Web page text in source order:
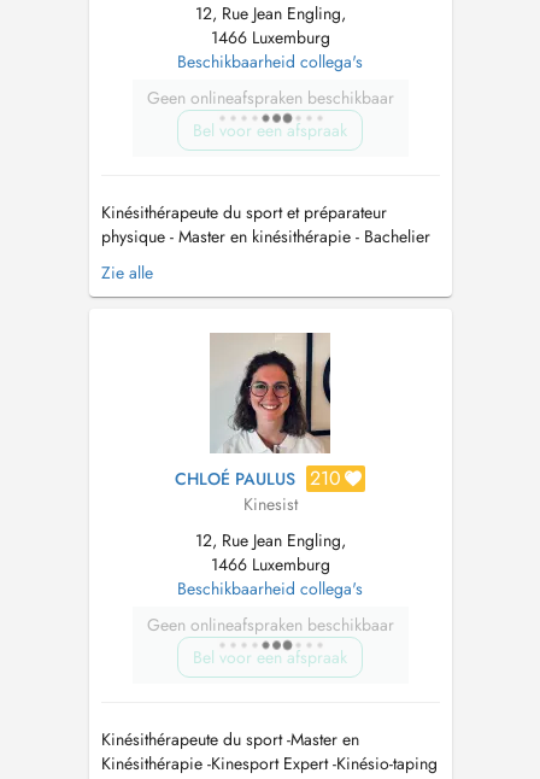
12, Rue Jean Engling,
1466 Luxemburg
Beschikbaarheid collega's
Geen onlineafspraken beschikbaar
Bel voor een afspraak
Kinésithérapeute du sport et préparateur
physique - Master en kinésithérapie - Bachelier
en éducation physique - Entraîneur
triathlon/Course à pied - Certifié la clinique du
(Frédéric Causé) - Neurodynamique,
syndrômes canalaires et neuropathie...
Zie alle
CHLOÉ PAULUS 210
Kinesist
12, Rue Jean Engling,
1466 Luxemburg
Beschikbaarheid collega's
Geen onlineafspraken beschikbaar
Bel voor een afspraak
Kinésithérapeute du sport -Master en
Kinésithérapie -Kinesport Expert -Kinésio-taping